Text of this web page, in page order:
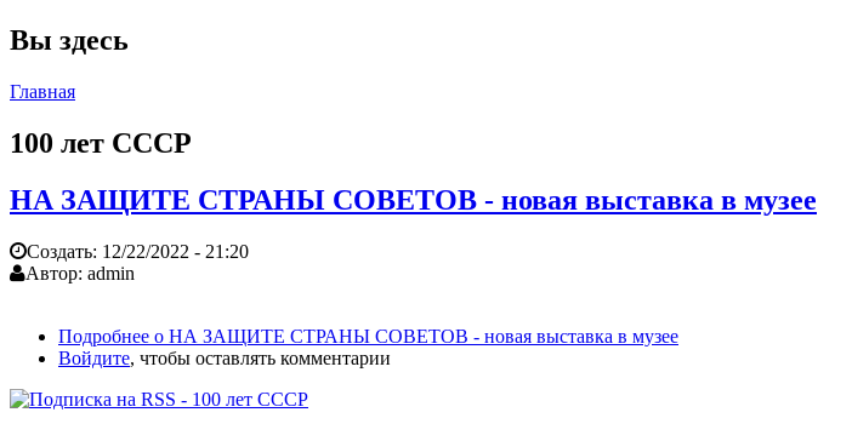
Вы здесь
Главная
100 лет СССР
НА ЗАЩИТЕ СТРАНЫ СОВЕТОВ - новая выставка в музее
Создать: 12/22/2022 - 21:20
Автор: admin
Подробнее о НА ЗАЩИТЕ СТРАНЫ СОВЕТОВ - новая выставка в музее
Войдите, чтобы оставлять комментарии